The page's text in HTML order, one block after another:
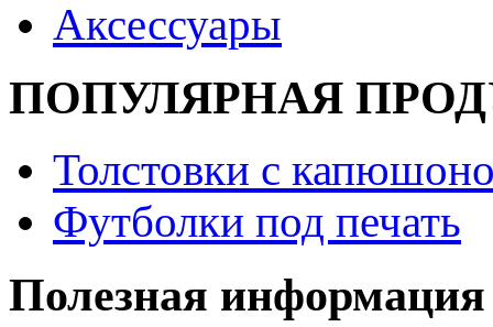
Аксессуары
ПОПУЛЯРНАЯ
Толстовки с
Футболки под печать
Полезная информация